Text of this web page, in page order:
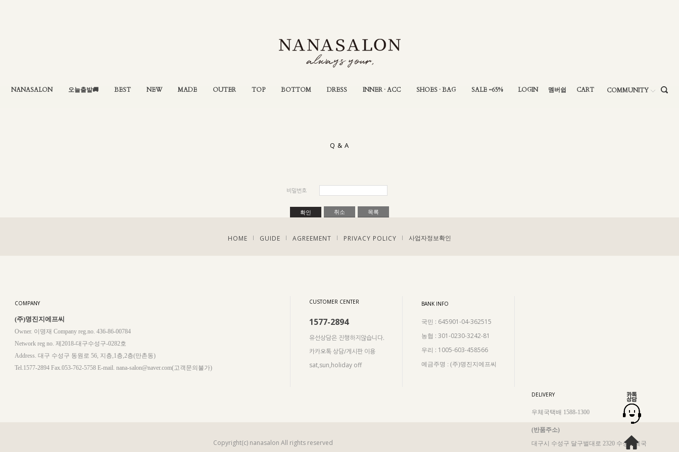
NANASALON 오늘출발🚚 BEST NEW MADE OUTER TOP BOTTOM DRESS INNER · ACC SHOES · BAG SALE ~65% LOGIN 멤버쉽 CART COMMUNITY
Q & A
비밀번호
확인 취소 목록
HOME | GUIDE | AGREEMENT | PRIVACY POLICY | 사업자정보확인
COMPANY
(주)명진지에프씨
Owner. 이명재 Company reg.no. 436-86-00784
Network reg no. 제2018-대구수성구-0282호
Address. 대구 수성구 동원로 56, 지층,1층,2층(만촌동)
Tel.1577-2894 Fax.053-762-5758 E-mail. nana-salon@naver.com(고객문의불가)
CUSTOMER CENTER
1577-2894
유선상담은 진행하지않습니다.
카카오톡 상담/게시판 이용
sat,sun,holiday off
BANK INFO
국민 : 645901-04-362515
농협 : 301-0230-3242-81
우리 : 1005-603-458566
예금주명 : (주)명진지에프씨
DELIVERY
우체국택배 1588-1300
(반품주소)
대구시 수성구 달구벌대로 2320 수성우체국
Copyright(c) nanasalon All rights reserved